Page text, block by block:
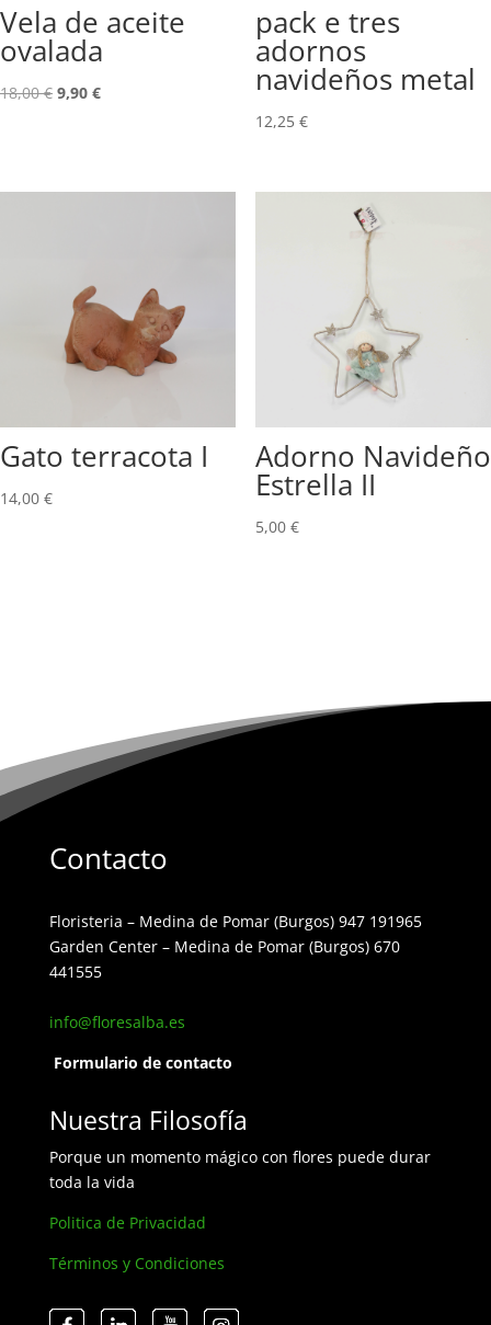
Vela de aceite
ovalada
18,00€ El
9,90 €El
pack e tres
adornos
navideños metal
12,25 €
Gato terracota I
14,00 €
Adorno Navideño
Estrella II
5,00 €
Contacto
Floristeria – Medina de Pomar (Burgos) 947 191965
Garden Center – Medina de Pomar (Burgos) 670
441555
info@floresalba.es
Formulario de contacto
Nuestra Filosofía
Porque un momento mágico con flores puede durar
toda la vida
Politica de Privacidad
Términos y Condiciones